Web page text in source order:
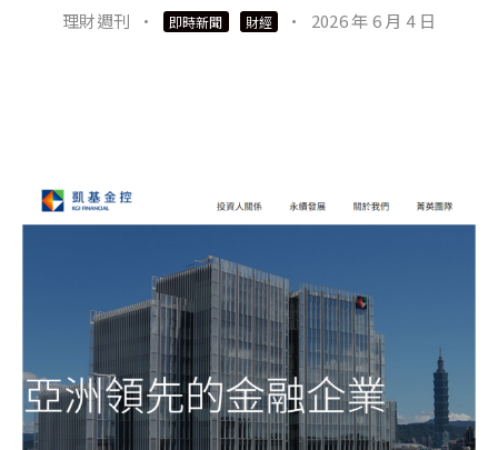
理財週刊 · 即時新聞 財經 · 2026 年 6 月 4 日